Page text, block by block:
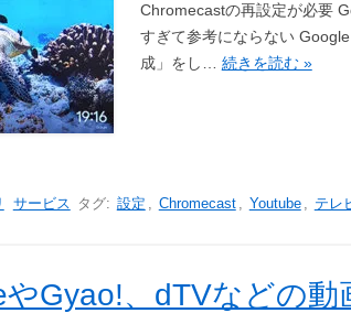
Chromecastの再設定が必要
すぎて参考にならない
成」をし… 続きを読む »
サービス タグ: 設定 , Chromecast , Youtube , テレ
やGyao!、dTVなどの